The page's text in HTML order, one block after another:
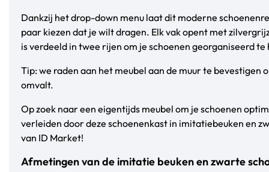
Dankzij het drop-down menu laat dit moderne
paar kiezen dat je wilt dragen. Elk vak opent met
is verdeeld in twee rijen om je schoenen georganiseerd te
Tip: we raden aan het meubel aan de muur te bevestigen
omvalt.
Op zoek naar een eigentijds meubel om je schoenen
verleiden door deze schoenenkast in imitatiebeuken en
van ID Market!
Afmetingen van de imitatie beuken en zwarte